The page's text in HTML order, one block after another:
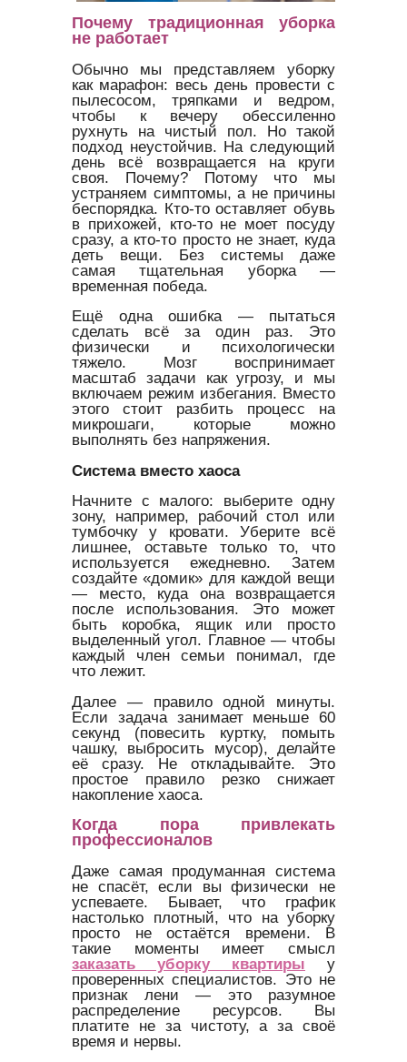
Почему традиционная уборка
не работает
Обычно мы представляем уборку
как марафон: весь день провести с
пылесосом, тряпками и ведром,
чтобы к вечеру обессиленно
рухнуть на чистый пол. Но такой
подход неустойчив. На следующий
день всё возвращается на круги
своя. Почему? Потому что мы
устраняем симптомы, а не причины
беспорядка. Кто-то оставляет обувь
в прихожей, кто-то не моет посуду
сразу, а кто-то просто не знает, куда
деть вещи. Без системы даже
самая тщательная уборка —
временная победа.
Ещё одна ошибка — пытаться
сделать всё за один раз. Это
физически и психологически
тяжело. Мозг воспринимает
масштаб задачи как угрозу, и мы
включаем режим избегания. Вместо
этого стоит разбить процесс на
микрошаги, которые можно
выполнять без напряжения.
Система вместо хаоса
Начните с малого: выберите одну
зону, например, рабочий стол или
тумбочку у кровати. Уберите всё
лишнее, оставьте только то, что
используется ежедневно. Затем
создайте «домик» для каждой вещи
— место, куда она возвращается
после использования. Это может
быть коробка, ящик или просто
выделенный угол. Главное — чтобы
каждый член семьи понимал, где
что лежит.
Далее — правило одной минуты.
Если задача занимает меньше 60
секунд (повесить куртку, помыть
чашку, выбросить мусор), делайте
её сразу. Не откладывайте. Это
простое правило резко снижает
накопление хаоса.
Когда пора привлекать
профессионалов
Даже самая продуманная система
не спасёт, если вы физически не
успеваете. Бывает, что график
настолько плотный, что на уборку
просто не остаётся времени. В
такие моменты имеет смысл
заказать уборку квартиры у
проверенных специалистов. Это не
признак лени — это разумное
распределение ресурсов. Вы
платите не за чистоту, а за своё
время и нервы.